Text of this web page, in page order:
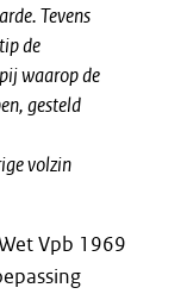
Tevens
de
waarop de
gesteld
volzin
Vpb 1969